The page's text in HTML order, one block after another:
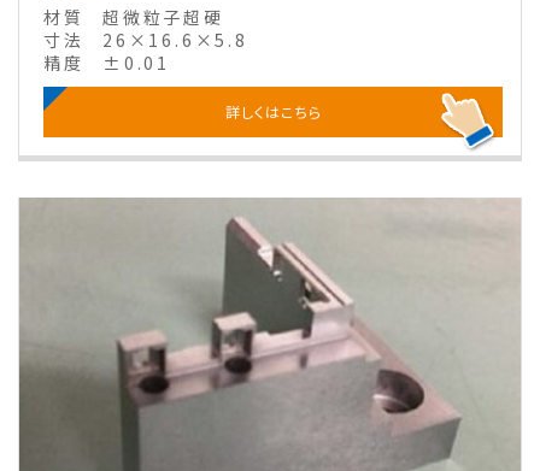
材質
超微粒子超硬
寸法
26×16.6×5.8
精度
±0.01
詳しくはこちら